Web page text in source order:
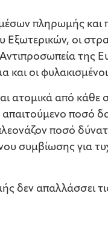
πληρωμής και
οι
της
και οι
ατομικά από
ποσό
ποσό
συμβίωσης για
δεν απαλλάσσει